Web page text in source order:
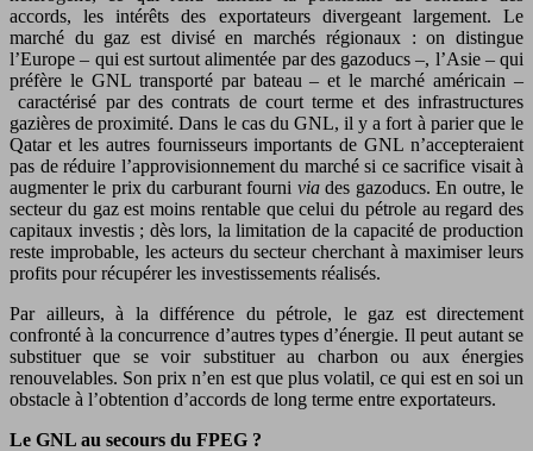
accords, les intérêts des exportateurs divergeant largement. Le
marché du gaz est divisé en marchés régionaux : on distingue
l’Europe – qui est surtout alimentée par des gazoducs –, l’Asie – qui
préfère le GNL transporté par bateau – et le marché américain –
caractérisé par des contrats de court terme et des infrastructures
gazières de proximité. Dans le cas du GNL, il y a fort à parier que le
Qatar et les autres fournisseurs importants de GNL n’accepteraient
pas de réduire l’approvisionnement du marché si ce sacrifice visait à
augmenter le prix du carburant fourni viades gazoducs. En outre, le
secteur du gaz est moins rentable que celui du pétrole au regard des
capitaux investis ; dès lors, la limitation de la capacité de production
reste improbable, les acteurs du secteur cherchant à maximiser leurs
profits pour récupérer les investissements réalisés.
Par ailleurs, à la différence du pétrole, le gaz est directement
confronté à la concurrence d’autres types d’énergie. Il peut autant se
substituer que se voir substituer au charbon ou aux énergies
renouvelables. Son prix n’en est que plus volatil, ce qui est en soi un
obstacle à l’obtention d’accords de long terme entre exportateurs.
Le GNL au secours du FPEG ?